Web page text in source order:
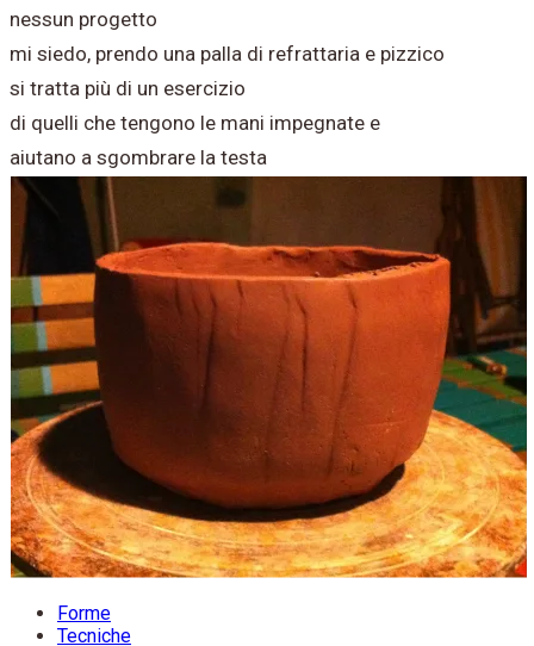
nessun progetto
mi siedo, prendo una palla di refrattaria e pizzico
si tratta più di un esercizio
di quelli che tengono le mani impegnate e
aiutano a sgombrare la testa
Forme
Tecniche